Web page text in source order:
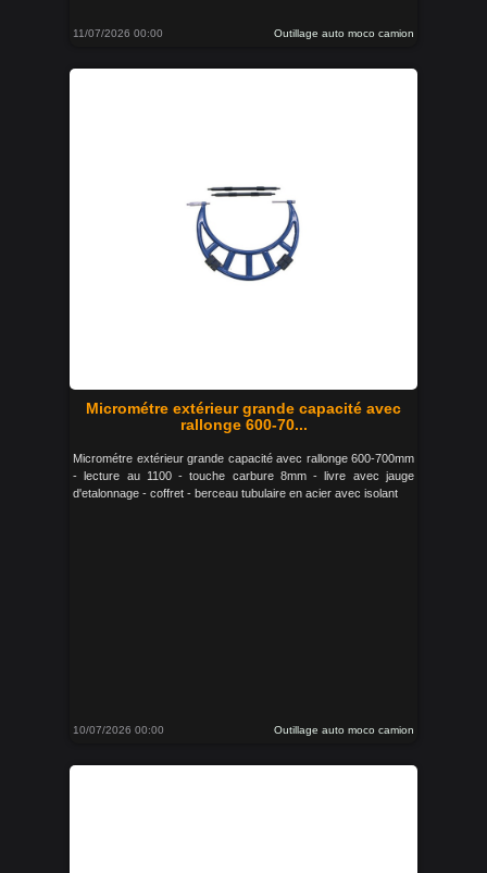
11/07/2026 00:00 Outillage auto moco camion
Micrométre extérieur grande capacité avec
rallonge 600-70...
Micrométre extérieur grande capacité avec rallonge 600-700mm
- lecture au 1100 - touche carbure 8mm - livre avec jauge
d'etalonnage - coffret - berceau tubulaire en acier avec isolant
10/07/2026 00:00 Outillage auto moco camion